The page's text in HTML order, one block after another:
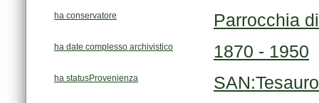
ha conservatore Parrocchia
ha date complesso archivistico 1870 - 1950
ha statusProvenienza